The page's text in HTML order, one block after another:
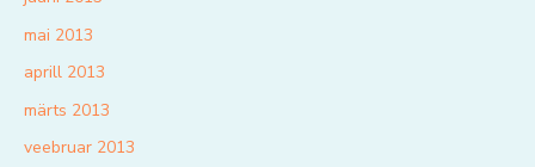
mai 2013
aprill 2013
märts 2013
veebruar 2013